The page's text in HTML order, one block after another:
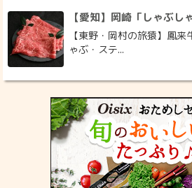
【愛知】岡崎「しゃぶし
【東野・岡村の旅猿】鳳
ゃぶ・ステ...